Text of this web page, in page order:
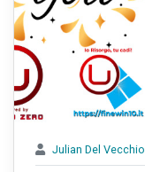
Julian Del Vecchio